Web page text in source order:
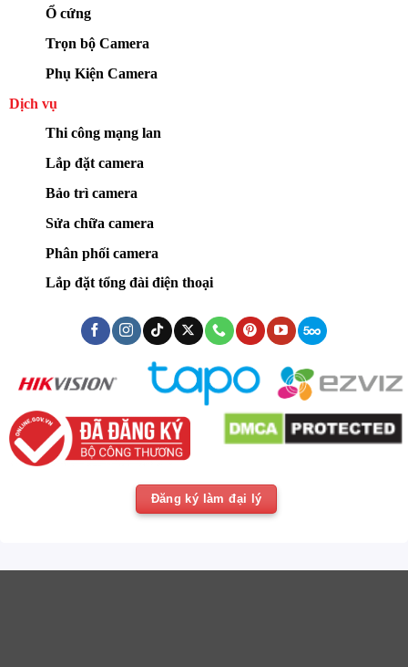
Ổ cứng
Trọn bộ Camera
Phụ Kiện Camera
Dịch vụ
Thi công mạng lan
Lắp đặt camera
Bảo trì camera
Sửa chữa camera
Phân phối camera
Lắp đặt tổng đài điện thoại
Đăng ký làm đại lý